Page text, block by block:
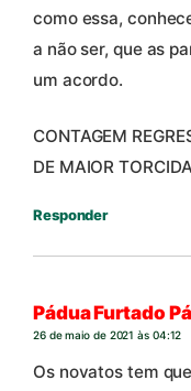
como essa,
a não ser, que as
um acordo.
CONTAGEM
DE MAIOR
Responder
Pádua Furtado
26 de maio de 2021 às 04:12
Os novatos tem